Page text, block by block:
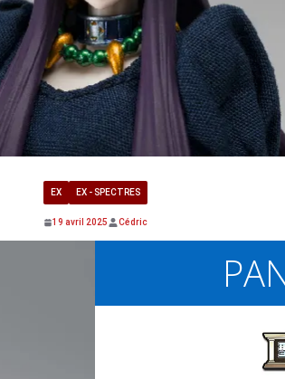
EX EX - SPECTRES
19 avril 2025 Cédric